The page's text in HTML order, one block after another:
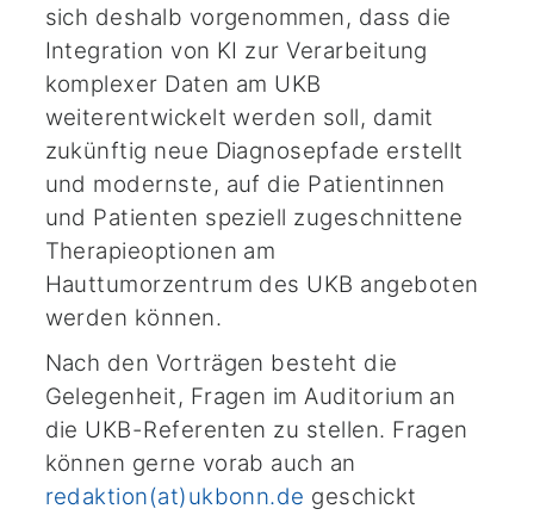
sich deshalb vorgenommen, dass die
Integration von KI zur Verarbeitung
komplexer Daten am UKB
weiterentwickelt werden soll, damit
zukünftig neue Diagnosepfade erstellt
und modernste, auf die Patientinnen
und Patienten speziell zugeschnittene
Therapieoptionen am
Hauttumorzentrum des UKB angeboten
werden können.
Nach den Vorträgen besteht die
Gelegenheit, Fragen im Auditorium an
die UKB-Referenten zu stellen. Fragen
können gerne vorab auch an
redaktion(at)ukbonn.de geschickt